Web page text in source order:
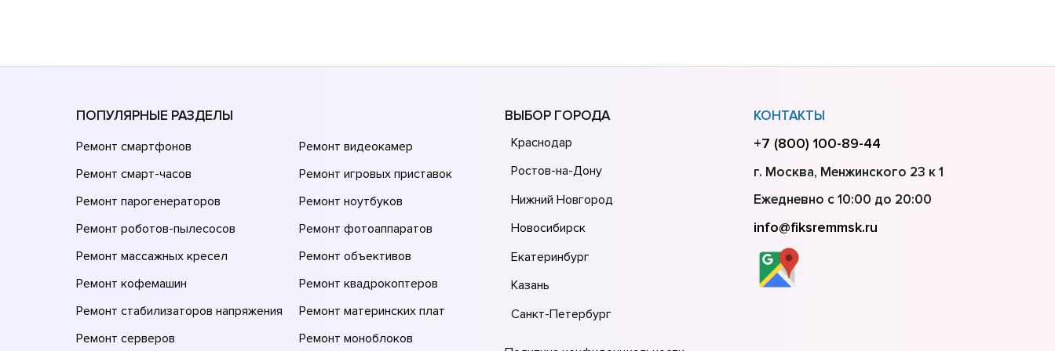
ПОПУЛЯРНЫЕ РАЗДЕЛЫ
Ремонт смартфонов
Ремонт смарт-часов
Ремонт парогенераторов
Ремонт роботов-пылесосов
Ремонт массажных кресел
Ремонт кофемашин
Ремонт стабилизаторов напряжения
Ремонт серверов
Ремонт видеокамер
Ремонт игровых приставок
Ремонт ноутбуков
Ремонт фотоаппаратов
Ремонт объективов
Ремонт квадрокоптеров
Ремонт материнских плат
Ремонт моноблоков
ВЫБОР ГОРОДА
Краснодар
Ростов-на-Дону
Нижний Новгород
Новосибирск
Екатеринбург
Казань
Санкт-Петербург
КОНТАКТЫ
+7 (800) 100-89-44
г. Москва, Менжинского 23 к 1
Ежедневно с 10:00 до 20:00
info@fiksremmsk.ru